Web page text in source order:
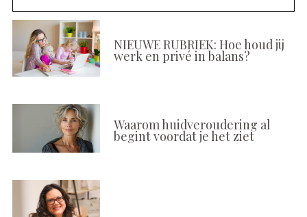
NIEUWE RUBRIEK: Hoe houd jij
werk en privé in balans?
Waarom huidveroudering al
begint voordat je het ziet